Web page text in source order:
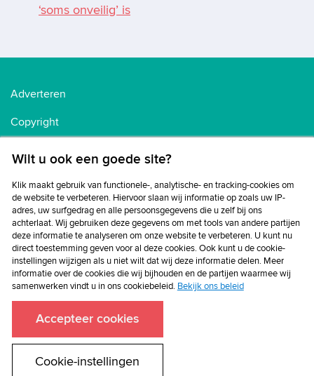
‘soms onveilig’ is
Adverteren
Copyright
Privacybeleid
Disclaimer
Wilt u ook een goede site?
Klik maakt gebruik van functionele-, analytische- en tracking-cookies om
de website te verbeteren. Hiervoor slaan wij informatie op zoals uw IP-
adres, uw surfgedrag en alle persoonsgegevens die u zelf bij ons
achterlaat. Wij gebruiken deze gegevens om met tools van andere partijen
deze informatie te analyseren om onze website te verbeteren. U kunt nu
direct toestemming geven voor al deze cookies. Ook kunt u de cookie-
instellingen wijzigen als u niet wilt dat wij deze informatie delen. Meer
informatie over de cookies die wij bijhouden en de partijen waarmee wij
samenwerken vindt u in ons cookiebeleid. Bekijk ons beleid
Accepteer cookies
Cookie-instellingen